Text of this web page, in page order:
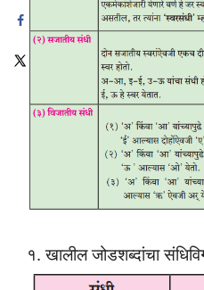
१. खालील जोडशब्दांचा